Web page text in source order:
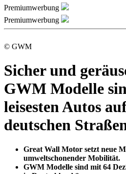
Premiumwerbung
Premiumwerbung
© GWM
Sicher und
GWM Modelle
leisesten Autos
deutschen
Great Wall Motor setzt neue
umweltschonender Mobilität.
GWM Modelle sind mit 64